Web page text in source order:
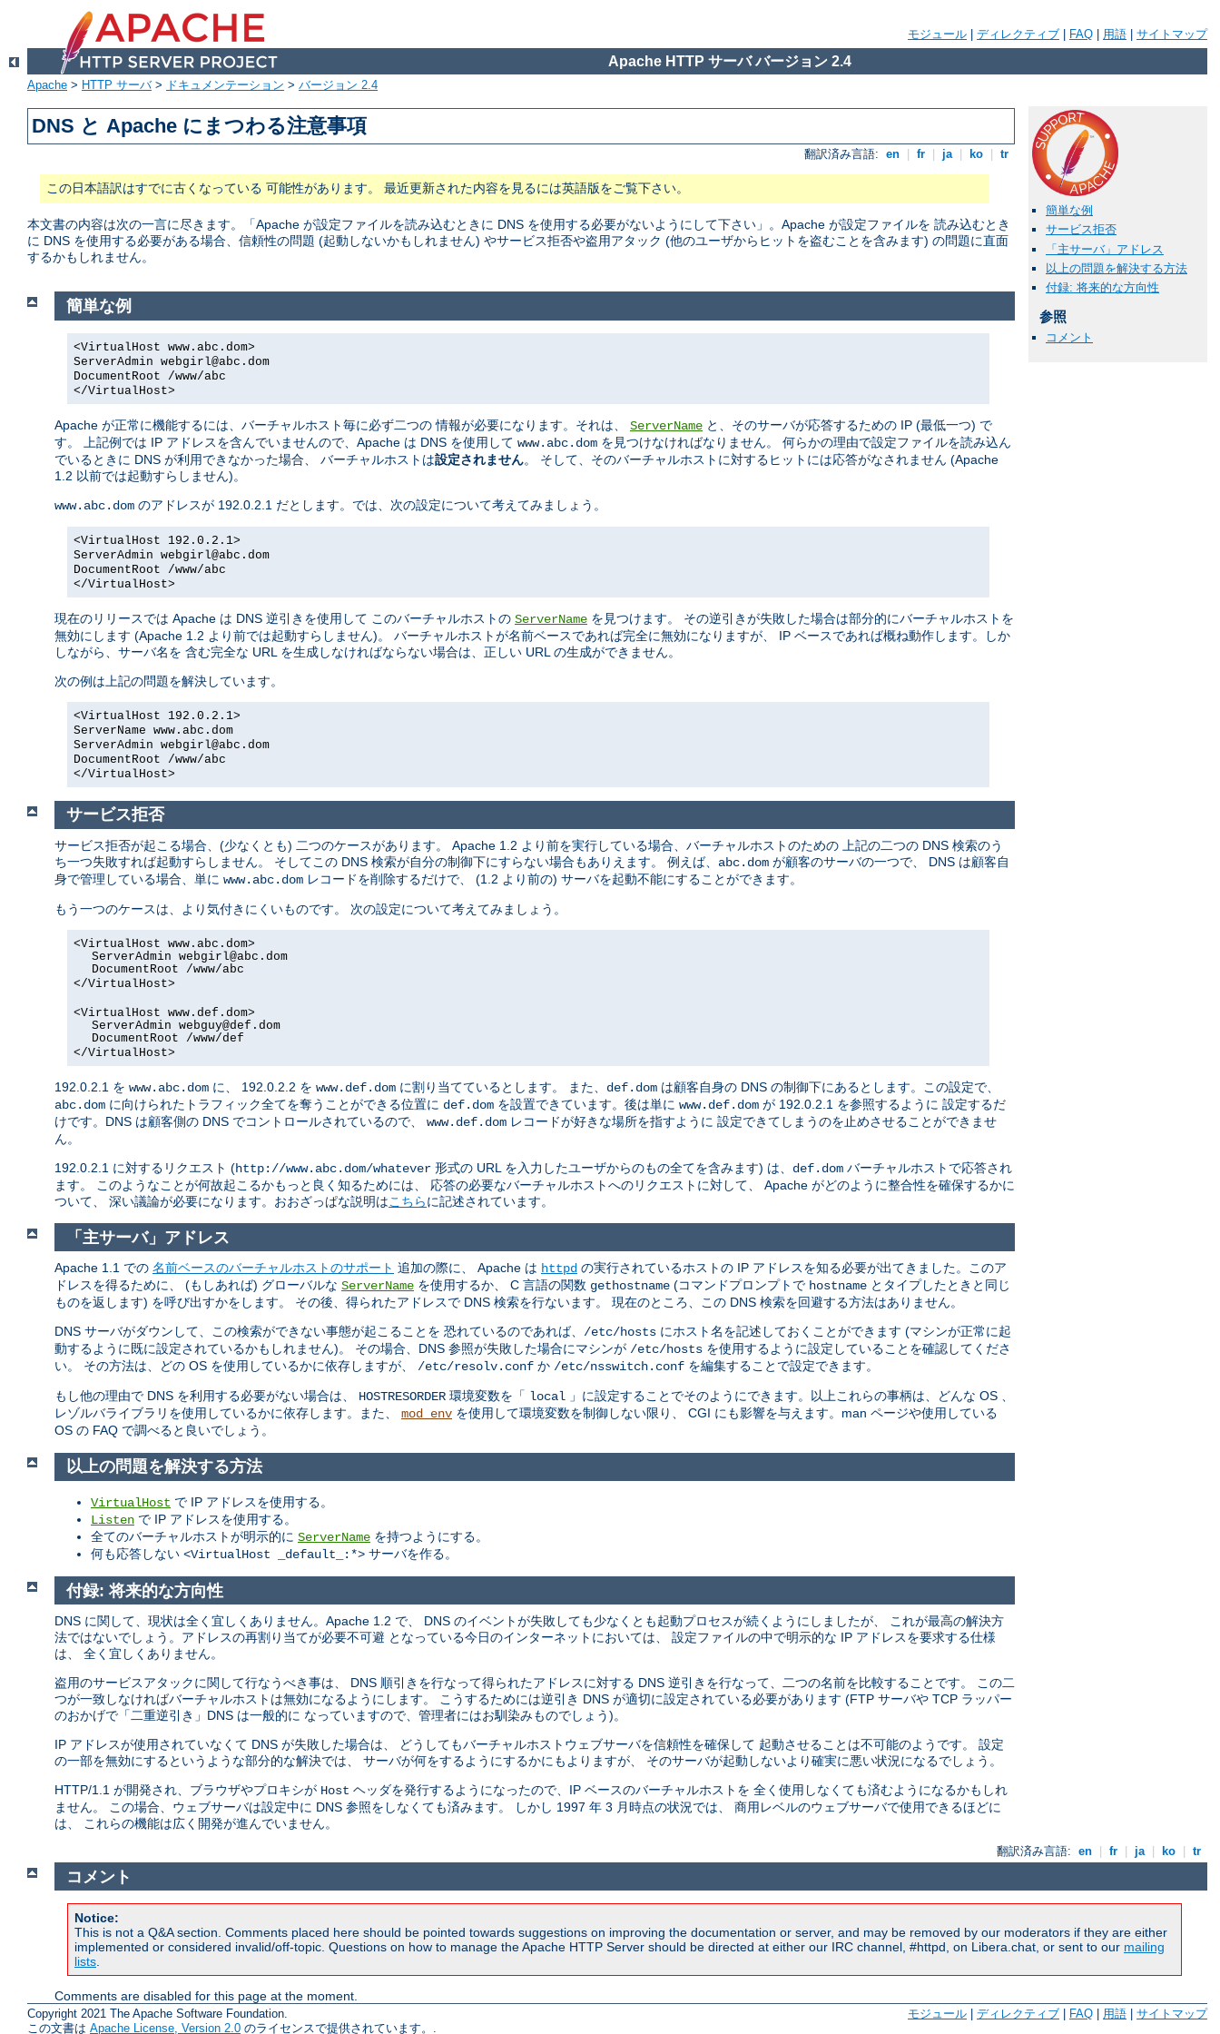
モジュール ディレクティブ FAQ 用語 サイトマップ
Apache HTTP サーバ バージョン 2.4
Apache > HTTP サーバ> ドキュメンテーション > バージョン 2.4
DNS と Apache にまつわる注意事項
翻訳済み言語: en fr ja ko tr
この日本語訳はすでに古くなっている 可能性があります。 最近更新された内容を見るには英語版をご覧下さい。
本文書の内容は次の一言に尽きます。「Apache が設定ファイルを読み込むときに DNS を使用する必要がないようにして下さい」。Apache が設定ファイルを 読み込むとき
に DNS を使用する必要がある場合、信頼性の問題 (起動しないかもしれません) やサービス拒否や盗用アタック (他のユーザからヒットを盗むことを含みます) の問題に直面
するかもしれません。
簡単な例
サービス拒否
「主サーバ」アドレス
以上の問題を解決する方法
付録: 将来的な方向性
参照
コメント
簡単な例
<VirtualHost www.abc.dom>
ServerAdmin webgirl@abc.dom
DocumentRoot /www/abc
</VirtualHost>
Apache が正常に機能するには、バーチャルホスト毎に必ず二つの 情報が必要になります。それは、 ServerName と、そのサーバが応答するための IP (最低一つ) で
す。 上記例では IP アドレスを含んでいませんので、Apache は DNS を使用して www.abc.dom を見つけなければなりません。 何らかの理由で設定ファイルを読み込ん
でいるときに DNS が利用できなかった場合、 バーチャルホストは設定されません。 そして、そのバーチャルホストに対するヒットには応答がなされません (Apache
1.2 以前では起動すらしません)。
www.abc.dom のアドレスが 192.0.2.1 だとします。では、次の設定について考えてみましょう。
<VirtualHost 192.0.2.1>
ServerAdmin webgirl@abc.dom
DocumentRoot /www/abc
</VirtualHost>
現在のリリースでは Apache は DNS 逆引きを使用して このバーチャルホストの ServerName を見つけます。 その逆引きが失敗した場合は部分的にバーチャルホストを
無効にします (Apache 1.2 より前では起動すらしません)。 バーチャルホストが名前ベースであれば完全に無効になりますが、 IP ベースであれば概ね動作します。しか
しながら、サーバ名を 含む完全な URL を生成しなければならない場合は、正しい URL の生成ができません。
次の例は上記の問題を解決しています。
<VirtualHost 192.0.2.1>
ServerName www.abc.dom
ServerAdmin webgirl@abc.dom
DocumentRoot /www/abc
</VirtualHost>
サービス拒否
サービス拒否が起こる場合、(少なくとも) 二つのケースがあります。 Apache 1.2 より前を実行している場合、バーチャルホストのための 上記の二つの DNS 検索のう
ち一つ失敗すれば起動すらしません。 そしてこの DNS 検索が自分の制御下にすらない場合もありえます。 例えば、 abc.dom が顧客のサーバの一つで、 DNS は顧客自
身で管理している場合、単に www.abc.dom レコードを削除するだけで、 (1.2 より前の) サーバを起動不能にすることができます。
もう一つのケースは、より気付きにくいものです。 次の設定について考えてみましょう。
<VirtualHost www.abc.dom>
ServerAdmin webgirl@abc.dom
DocumentRoot /www/abc
</VirtualHost>
<VirtualHost www.def.dom>
ServerAdmin webguy@def.dom
DocumentRoot /www/def
</VirtualHost>
192.0.2.1 を www.abc.dom に、 192.0.2.2 を www.def.dom に割り当てているとします。 また、 def.dom は顧客自身の DNS の制御下にあるとします。この設定で、
abc.dom に向けられたトラフィック全てを奪うことができる位置に def.dom を設置できています。後は単に www.def.dom が 192.0.2.1 を参照するように 設定するだ
けです。DNS は顧客側の DNS でコントロールされているので、 www.def.dom レコードが好きな場所を指すように 設定できてしまうのを止めさせることができませ
ん。
192.0.2.1 に対するリクエスト (http://www.abc.dom/whatever 形式の URL を入力したユーザからのもの全てを含みます) は、 def.dom バーチャルホストで応答され
ます。 このようなことが何故起こるかもっと良く知るためには、 応答の必要なバーチャルホストへのリクエストに対して、 Apache がどのように整合性を確保するかに
ついて、 深い議論が必要になります。おおざっぱな説明はこちらに記述されています。
「主サーバ」アドレス
Apache 1.1 での 名前ベースのバーチャルホストのサポート 追加の際に、 Apache は httpd の実行されているホストの IP アドレスを知る必要が出てきました。このア
ドレスを得るために、 (もしあれば) グローバルな ServerName を使用するか、 C 言語の関数 gethostname (コマンドプロンプトで hostname とタイプしたときと同じ
ものを返します) を呼び出すかをします。 その後、得られたアドレスで DNS 検索を行ないます。 現在のところ、この DNS 検索を回避する方法はありません。
DNS サーバがダウンして、この検索ができない事態が起こることを 恐れているのであれば、 /etc/hosts にホスト名を記述しておくことができます (マシンが正常に起
動するように既に設定されているかもしれません)。 その場合、DNS 参照が失敗した場合にマシンが /etc/hosts を使用するように設定していることを確認してくださ
い。 その方法は、どの OS を使用しているかに依存しますが、 /etc/resolv.conf か /etc/nsswitch.conf を編集することで設定できます。
もし他の理由で DNS を利用する必要がない場合は、 HOSTRESORDER 環境変数を「 local 」に設定することでそのようにできます。以上これらの事柄は、どんな OS 、
レゾルバライブラリを使用しているかに依存します。また、 mod_env を使用して環境変数を制御しない限り、 CGI にも影響を与えます。man ページや使用している
OS の FAQ で調べると良いでしょう。
以上の問題を解決する方法
VirtualHost で IP アドレスを使用する。
Listen で IP アドレスを使用する。
全てのバーチャルホストが明示的に ServerName を持つようにする。
何も応答しない <VirtualHost _default_:*> サーバを作る。
付録: 将来的な方向性
DNS に関して、現状は全く宜しくありません。Apache 1.2 で、 DNS のイベントが失敗しても少なくとも起動プロセスが続くようにしましたが、 これが最高の解決方
法ではないでしょう。アドレスの再割り当てが必要不可避 となっている今日のインターネットにおいては、 設定ファイルの中で明示的な IP アドレスを要求する仕様
は、 全く宜しくありません。
盗用のサービスアタックに関して行なうべき事は、 DNS 順引きを行なって得られたアドレスに対する DNS 逆引きを行なって、二つの名前を比較することです。 この二
つが一致しなければバーチャルホストは無効になるようにします。 こうするためには逆引き DNS が適切に設定されている必要があります (FTP サーバや TCP ラッパー
のおかげで「二重逆引き」DNS は一般的に なっていますので、管理者にはお馴染みものでしょう)。
IP アドレスが使用されていなくて DNS が失敗した場合は、 どうしてもバーチャルホストウェブサーバを信頼性を確保して 起動させることは不可能のようです。 設定
の一部を無効にするというような部分的な解決では、 サーバが何をするようにするかにもよりますが、 そのサーバが起動しないより確実に悪い状況になるでしょう。
HTTP/1.1 が開発され、ブラウザやプロキシが Host ヘッダを発行するようになったので、IP ベースのバーチャルホストを 全く使用しなくても済むようになるかもしれ
ません。 この場合、ウェブサーバは設定中に DNS 参照をしなくても済みます。 しかし 1997 年 3 月時点の状況では、 商用レベルのウェブサーバで使用できるほどに
は、 これらの機能は広く開発が進んでいません。
翻訳済み言語: en fr ja ko tr
コメント
Notice:
This is not a Q&A section. Comments placed here should be pointed towards suggestions on improving the documentation or server, and may be removed by our moderators if they are either
implemented or considered invalid/off-topic. Questions on how to manage the Apache HTTP Server should be directed at either our IRC channel, #httpd, on Libera.chat, or sent to our mailing
lists.
Comments are disabled for this page at the moment.
Copyright 2021 The Apache Software Foundation.
この文書は Apache License, Version 2.0 のライセンスで提供されています。.
モジュール ディレクティブ FAQ 用語 サイトマップ